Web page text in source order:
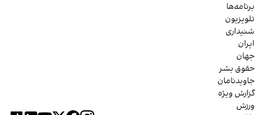
برنامه‌ها
تلویزیون
شنیداری
ایران
جهان
حقوق بشر
جاویدنامان
گزارش ویژه
ورزش